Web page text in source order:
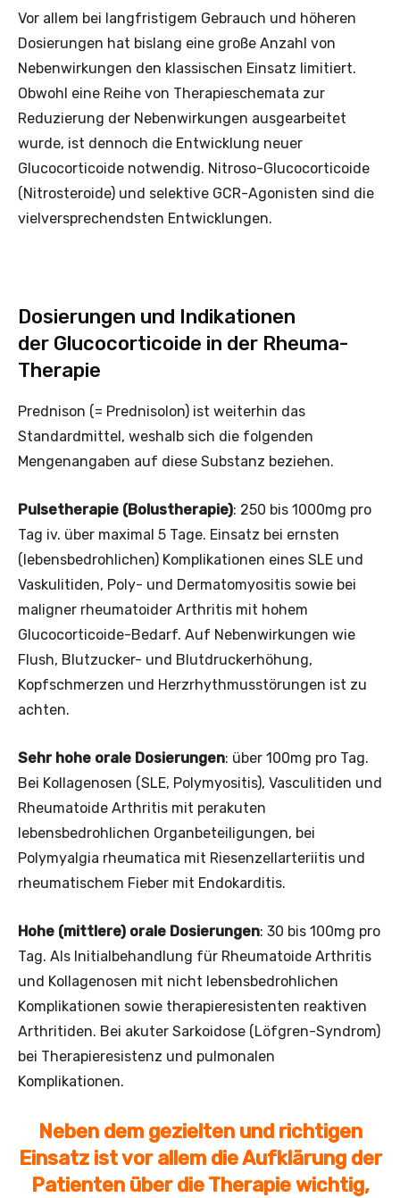
Vor allem bei langfristigem Gebrauch und höheren
Dosierungen hat bislang eine große Anzahl von
Nebenwirkungen den klassischen Einsatz limitiert.
Obwohl eine Reihe von Therapieschemata zur
Reduzierung der Nebenwirkungen ausgearbeitet
wurde, ist dennoch die Entwicklung neuer
Glucocorticoide notwendig. Nitroso-Glucocorticoide
(Nitrosteroide) und selektive GCR-Agonisten sind die
vielversprechendsten Entwicklungen.
Dosierungen und Indikationen
der Glucocorticoide in der Rheuma-
Therapie
Prednison (= Prednisolon) ist weiterhin das
Standardmittel, weshalb sich die folgenden
Mengenangaben auf diese Substanz beziehen.
Pulsetherapie (Bolustherapie): 250 bis 1000mg pro
Tag iv. über maximal 5 Tage. Einsatz bei ernsten
(lebensbedrohlichen) Komplikationen eines SLE und
Vaskulitiden, Poly- und Dermatomyositis sowie bei
maligner rheumatoider Arthritis mit hohem
Glucocorticoide-Bedarf. Auf Nebenwirkungen wie
Flush, Blutzucker- und Blutdruckerhöhung,
Kopfschmerzen und Herzrhythmusstörungen ist zu
achten.
Sehr hohe orale Dosierungen: über 100mg pro Tag.
Bei Kollagenosen (SLE, Polymyositis), Vasculitiden und
Rheumatoide Arthritis mit perakuten
lebensbedrohlichen Organbeteiligungen, bei
Polymyalgia rheumatica mit Riesenzellarteriitis und
rheumatischem Fieber mit Endokarditis.
Hohe (mittlere) orale Dosierungen: 30 bis 100mg pro
Tag. Als Ini­tialbehandlung für Rheumatoide Arthritis
und Kollagenosen mit nicht lebens­bedrohlichen
Komplikationen sowie therapieresistenten reaktiven
Arthritiden. Bei akuter Sarkoidose (Löfgren-Syndrom)
bei Therapieresistenz und pulmonalen
Komplikationen.
Neben dem gezielten und richtigen
Einsatz ist vor allem die Aufklärung der
Patienten über die Therapie wichtig,